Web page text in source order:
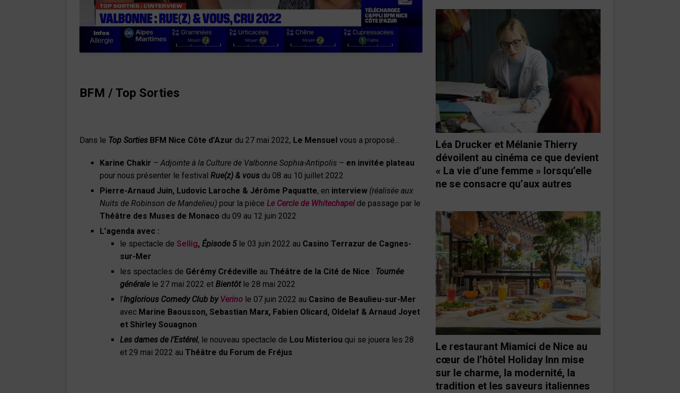
BFM / Top Sorties
Dans le Top Sorties BFM Nice Côte d’Azur du 27 mai 2022, Le Mensuel vous a proposé…
Karine Chakir – Adjointe à la Culture de Valbonne Sophia-Antipolis – en invitée plateau
pour nous présenter le festival Rue(z) & vous du 08 au 10 juillet 2022
Pierre-Arnaud Juin, Ludovic Laroche & Jérôme Paquatte, en interview (réalisée aux
Nuits de Robinson de Mandelieu) pour la pièce Le Cercle de Whitechapelde passage par le
Théâtre des Muses de Monaco du 09 au 12 juin 2022
L’agenda avec :
le spectacle de Sellig, Épisode 5le 03 juin 2022 au Casino Terrazur de Cagnes-
sur-Mer
les spectacles de Gérémy Crédeville au Théâtre de la Cité de Nice : Tournée
générale le 27 mai 2022 et Bientôtle 28 mai 2022
l’Inglorious Comedy Club byVerino le 07 juin 2022 au Casino de Beaulieu-sur-Mer
avec Marine Baousson, Sebastian Marx, Fabien Olicard, Oldelaf & Arnaud Joyet
et Shirley Souagnon
Les dames de l’Estérel, le nouveau spectacle de Lou Misteriou qui se jouera les 28
et 29 mai 2022 au Théâtre du Forum de Fréjus
Léa Drucker et Mélanie Thierry
dévoilent au cinéma ce que devient
« La vie d’une femme » lorsqu’elle
ne se consacre qu’aux autres
Le restaurant Miamici de Nice au
cœur de l’hôtel Holiday Inn mise
sur le charme, la modernité, la
tradition et les saveurs italiennes